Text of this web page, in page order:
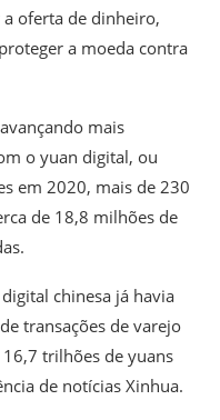
a oferta de dinheiro,
a moeda contra
mais
o yuan digital, ou
em 2020, mais de 230
de 18,8 milhões de
chinesa já havia
transações de varejo
trilhões de yuans
de notícias Xinhua.